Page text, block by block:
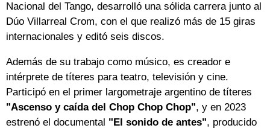
Nacional del Tango, desarrolló una sólida carrera junto al
Dúo Villarreal Crom, con el que realizó más de 15 giras
internacionales y editó seis discos.
Además de su trabajo como músico, es creador e
intérprete de títeres para teatro, televisión y cine.
Participó en el primer largometraje argentino de títeres
"Ascenso y caída del Chop Chop Chop", y en 2023
estrenó el documental "El sonido de antes", producido